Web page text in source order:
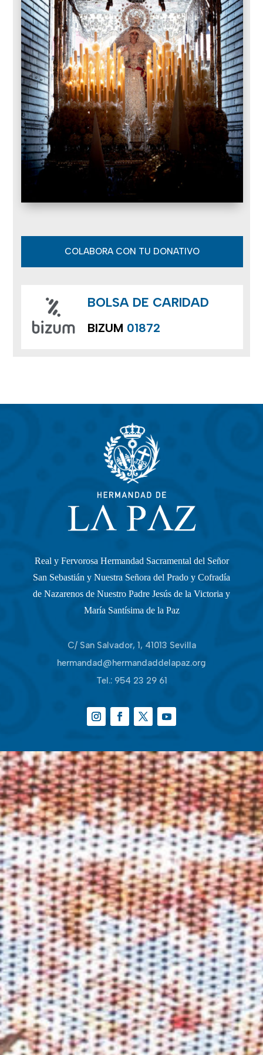
COLABORA CON TU DONATIVO
BOLSA DE CARIDAD
BIZUM 01872
Real y Fervorosa Hermandad Sacramental del Señor
San Sebastián y Nuestra Señora del Prado y Cofradía
de Nazarenos de Nuestro Padre Jesús de la Victoria y
María Santísima de la Paz
C/ San Salvador, 1, 41013 Sevilla
hermandad@hermandaddelapaz.org
Tel.: 954 23 29 61